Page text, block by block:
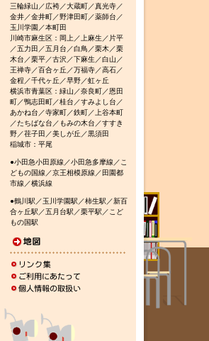
三輪緑山／広袴／大蔵町／真光寺／
金井／金井町／野津田町／薬師台／
玉川学園／本町田
川崎市麻生区：岡上／上麻生／片平
／五力田／五月台／白鳥／栗木／栗
木台／栗平／古沢／下麻生／白山／
王禅寺／百合ヶ丘／万福寺／高石／
金程／千代ヶ丘／早野／虹ヶ丘
横浜市青葉区：緑山／奈良町／恩田
町／鴨志田町／桂台／すみよし台／
あかね台／寺家町／鉄町／上谷本町
／たちばな台／もみの木台／すすき
野／荏子田／美しが丘／黒須田
稲城市：平尾
●小田急小田原線／小田急多摩線／こ
どもの国線／京王相模原線／田園都
市線／横浜線
●鶴川駅／玉川学園駅／柿生駅／新百
合ヶ丘駅／五月台駅／栗平駅／こど
もの国駅